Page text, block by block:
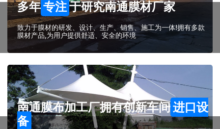
多年专注于研究南通膜材厂家
致力于膜材的研发、设计、生产、销售、施工为一体!拥有多款
膜材产品,为用户提供舒适、安全的环境
南通膜布加工厂拥有创新车间进口设
备